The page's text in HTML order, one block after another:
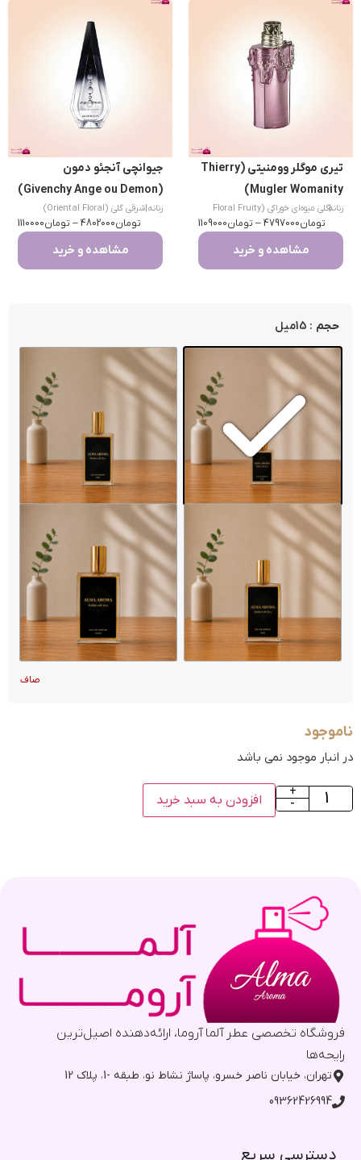
تیری موگلر وومنیتی (Thierry
Mugler Womanity)
زنانه
|
گلی میوه‌ای خوراکی (Floral Fruity
Gourmand)
تومان4797000
– تومان1109000
مشاهده و خرید
جیوانچی آنجئو دمون
(Givenchy Ange ou Demon)
زنانه شرقی گلی (Oriental Floral)
تومان4802000
– تومان1110000
مشاهده و خرید
حجم : 15میل
صاف
ناموجود
در انبار موجود نمی باشد
-
+
افزودن به سبد خرید
فروشگاه تخصصی عطر آلما آروما، ارائه‌دهنده اصیل‌ترین
رایحه‌ها
تهران، خیابان ناصر خسرو، پاساژ نشاط نو، طبقه -1، پلاک 12
09362426994
دسترسی سریع​